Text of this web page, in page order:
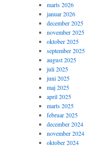
marts 2026
januar 2026
december 2025
november 2025
oktober 2025
september 2025
august 2025
juli 2025
juni 2025
maj 2025
april 2025
marts 2025
februar 2025
december 2024
november 2024
oktober 2024